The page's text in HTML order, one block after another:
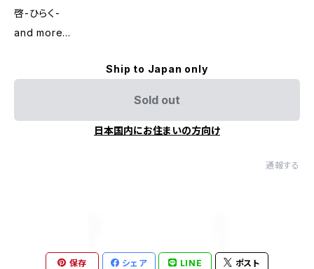
啓-ひらく-
and more...
Ship to Japan only
Sold out
日本国内にお住まいの方向け
通報する
保存 シェア LINE ポスト